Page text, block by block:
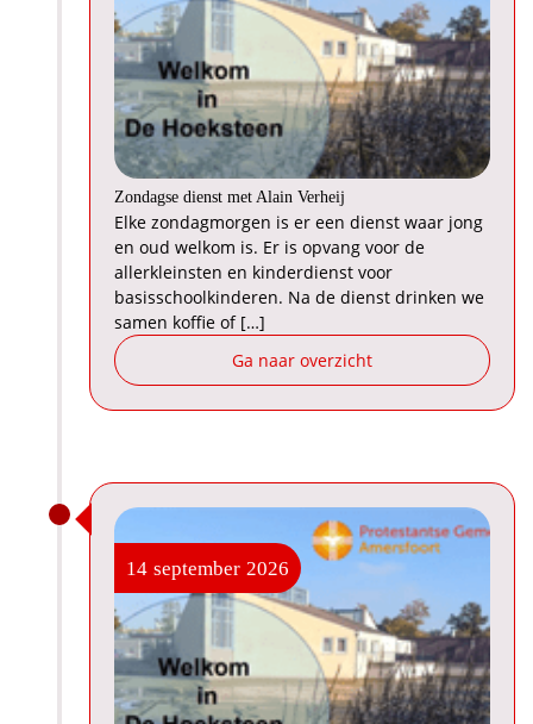
Zondagse dienst met Alain Verheij
Elke zondagmorgen is er een dienst waar jong
en oud welkom is. Er is opvang voor de
allerkleinsten en kinderdienst voor
basisschoolkinderen. Na de dienst drinken we
samen koffie of […]
Ga naar overzicht
14 september 2026